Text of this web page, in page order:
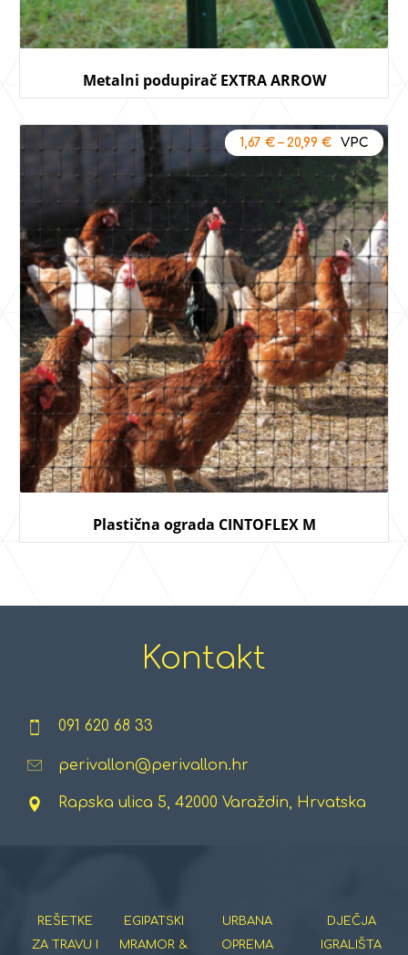
Metalni podupirač EXTRA ARROW
Plastična ograda CINTOFLEX M
1,67 €– 20,99 €
Kontakt
091 620 68 33
perivallon@perivallon.hr
Rapska ulica 5, 42000 Varaždin, Hrvatska
REŠETKE
ZA TRAVU I
EGIPATSKI
MRAMOR &
URBANA
OPREMA
DJEČJA
IGRALIŠTA